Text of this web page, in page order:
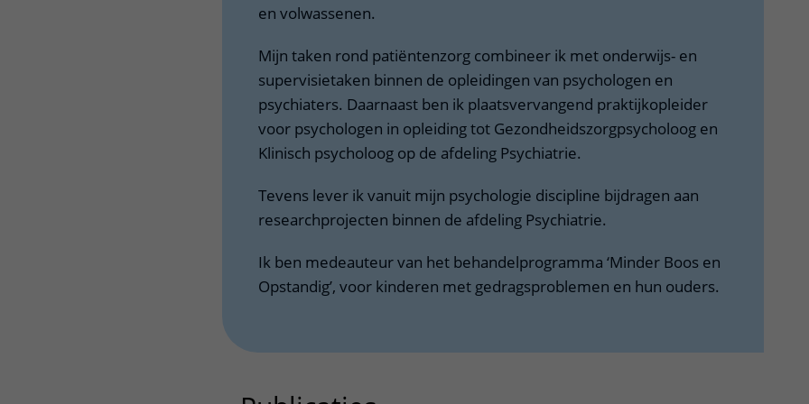
en volwassenen.
Mijn taken rond patiëntenzorg combineer ik met onderwijs- en
supervisietaken binnen de opleidingen van psychologen en
psychiaters. Daarnaast ben ik plaatsvervangend praktijkopleider
voor psychologen in opleiding tot Gezondheidszorgpsycholoog en
Klinisch psycholoog op de afdeling Psychiatrie.
Tevens lever ik vanuit mijn psychologie discipline bijdragen aan
researchprojecten binnen de afdeling Psychiatrie.
Ik ben medeauteur van het behandelprogramma ‘Minder Boos en
Opstandig’, voor kinderen met gedragsproblemen en hun ouders.